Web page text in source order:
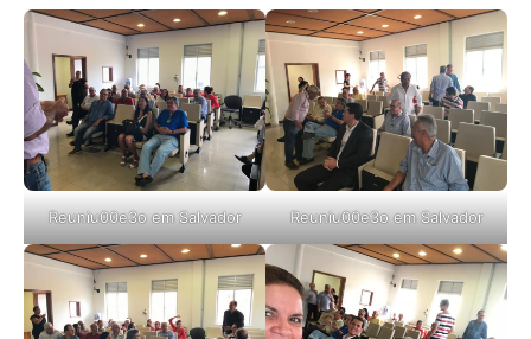
Reuniu00e3o em Salvador Reuniu00e3o em Salvador